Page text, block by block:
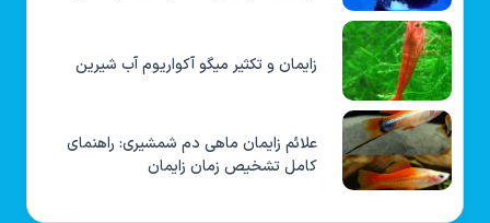
زایمان و تکثیر میگو آکواریوم آب شیرین
علائم زایمان ماهی دم شمشیری: راهنمای
کامل تشخیص زمان زایمان